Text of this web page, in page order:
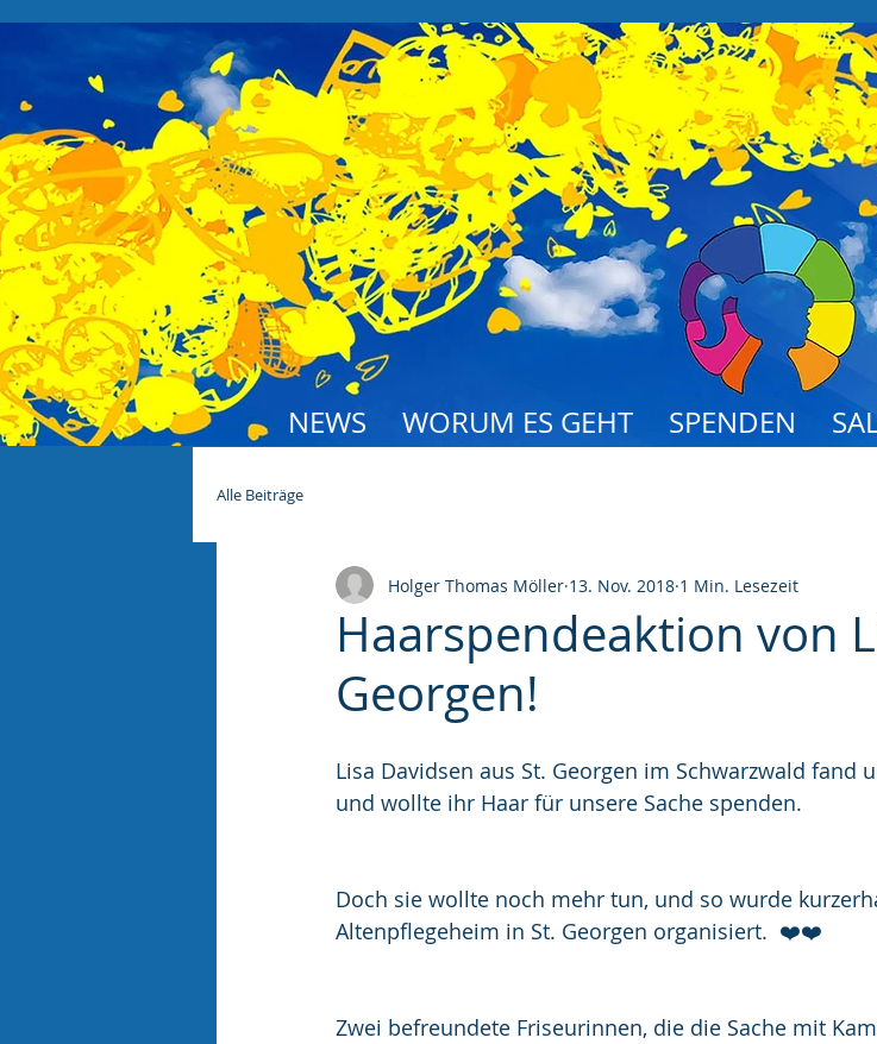
NEWS WORUM ES GEHT SPENDEN
Alle Beiträge
Haarspendeaktion von
Georgen!
Holger Thomas Möller 13. Nov. 2018 1 Min. Lesezeit
Lisa Davidsen aus St. Georgen im Schwarzwald fand
und wollte ihr Haar für unsere Sache spenden.
Doch sie wollte noch mehr tun, und so wurde
Altenpflegeheim in St. Georgen organisiert.  ❤️❤️
Zwei befreundete Friseurinnen, die die Sache mit